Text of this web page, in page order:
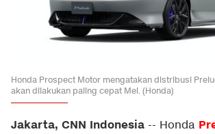
Honda Prospect Motor mengatakan distribusi
akan dilakukan paling cepat Mei. (Honda)
Jakarta, CNN Indonesia -- Honda